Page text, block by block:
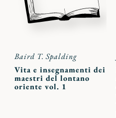
Baird T. Spalding
Vita e insegnamenti dei
maestri del lontano
oriente vol. 1